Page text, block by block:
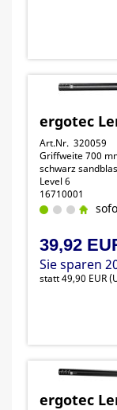
ergotec
Art.Nr. 320059
Griffweite 700
schwarz
Level 6
16710001
39,92
Sie sparen
statt49,90 EUR(
ergotec